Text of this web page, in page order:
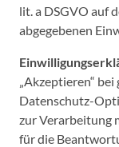
lit. a DSGVO auf
abgegebenen
„Akzeptieren“
Datenschutz-
zur Verarbeitung
für die